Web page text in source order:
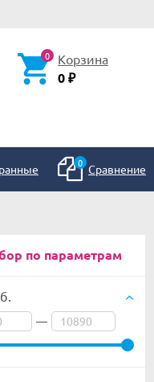
0 Корзина
0 ₽
0 Сравнение
по параметрам
—